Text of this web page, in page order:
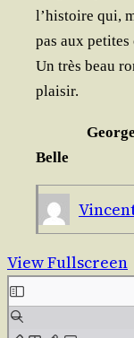
l’histoire qui,
pas aux petites
Un très beau
plaisir.
Belle
View Fullscreen